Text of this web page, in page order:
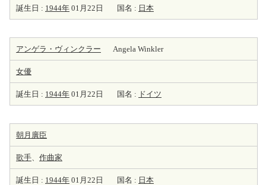
誕生日 : 1944年 01月22日 国名 : 日本
アンゲラ・ヴィンクラー Angela Winkler
女優
誕生日 : 1944年 01月22日 国名 : ドイツ
朝月廣臣
歌手、 作曲家
誕生日 : 1944年 01月22日 国名 : 日本